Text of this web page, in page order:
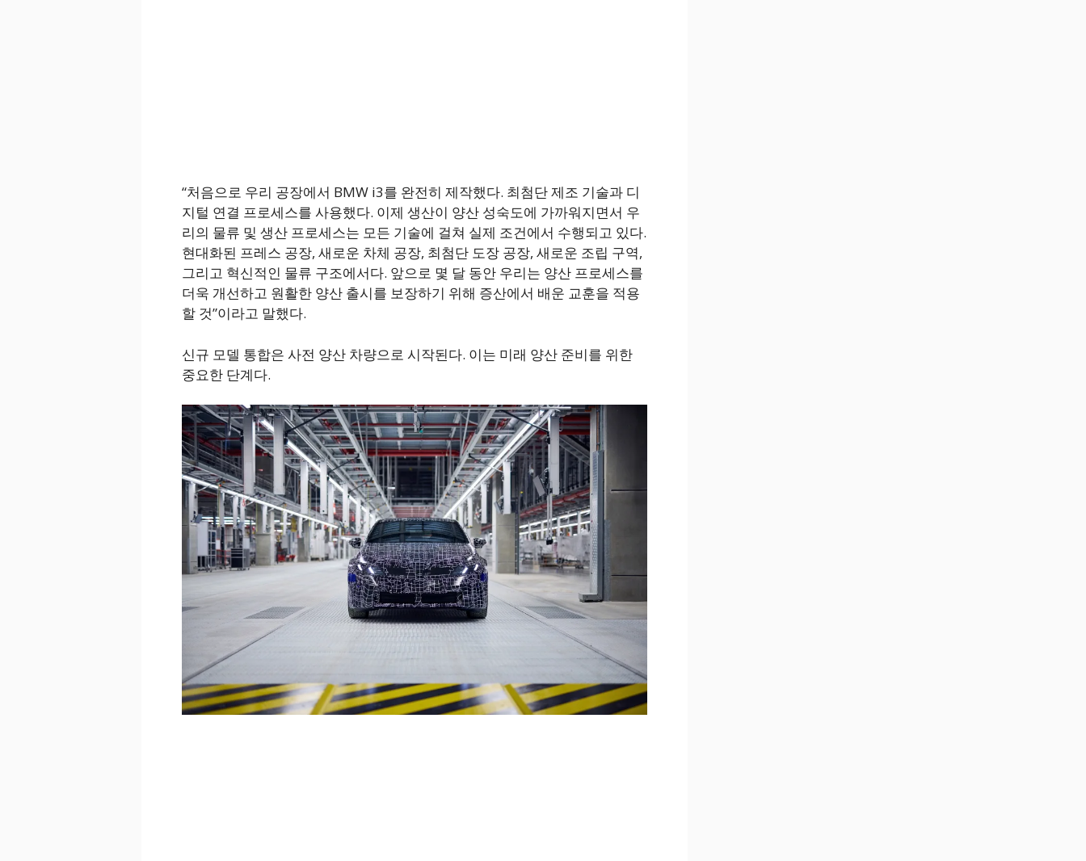
“처음으로 우리 공장에서 BMW i3를 완전히 제작했다. 최첨단 제조 기술과 디
지털 연결 프로세스를 사용했다. 이제 생산이 양산 성숙도에 가까워지면서 우
리의 물류 및 생산 프로세스는 모든 기술에 걸쳐 실제 조건에서 수행되고 있다.
현대화된 프레스 공장, 새로운 차체 공장, 최첨단 도장 공장, 새로운 조립 구역,
그리고 혁신적인 물류 구조에서다. 앞으로 몇 달 동안 우리는 양산 프로세스를
더욱 개선하고 원활한 양산 출시를 보장하기 위해 증산에서 배운 교훈을 적용
할 것”이라고 말했다.
신규 모델 통합은 사전 양산 차량으로 시작된다. 이는 미래 양산 준비를 위한
중요한 단계다.